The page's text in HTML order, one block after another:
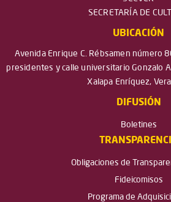
SECRETARÍA DE
UBICACIÓN
Avenida Enrique C. Rébsamen número
presidentes y calle universitario Gonzalo
Xalapa Enríquez,
DIFUSIÓN
Boletines
Obligaciones de
Fideicomisos
Programa de